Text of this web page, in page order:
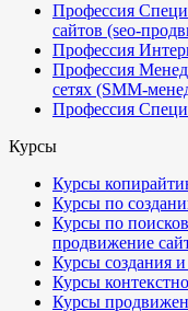
Профессия
сайтов (seo-
Профессия
Профессия
сетях (SMM-
Профессия
Курсы
Курсы
Курсы по
Курсы по
продвижение
Курсы создания
Курсы
Курсы